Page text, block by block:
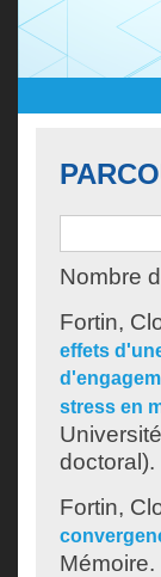
Nombre
Fortin,
effets
stress en
doctoral).
Fortin,